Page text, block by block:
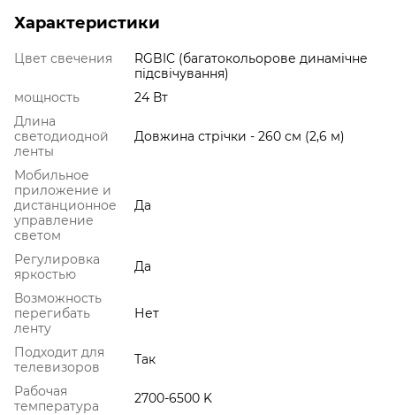
Характеристики
Цвет свечения
RGBIC (багатокольорове динамічне
підсвічування)
мощность
24 Вт
Длина
светодиодной
ленты
Довжина стрічки - 260 см (2,6 м)
Мобильное
приложение и
дистанционное
управление
светом
Да
Регулировка
яркостью
Да
Возможность
перегибать
ленту
Нет
Подходит для
телевизоров
Так
Рабочая
температура
2700-6500 K